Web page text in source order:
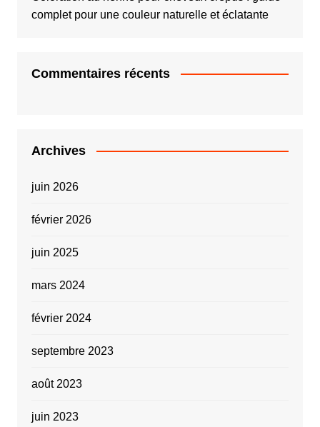
complet pour une couleur naturelle et éclatante
Commentaires récents
Archives
juin 2026
février 2026
juin 2025
mars 2024
février 2024
septembre 2023
août 2023
juin 2023